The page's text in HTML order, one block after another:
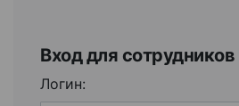
Вход для сотрудников
Логин: